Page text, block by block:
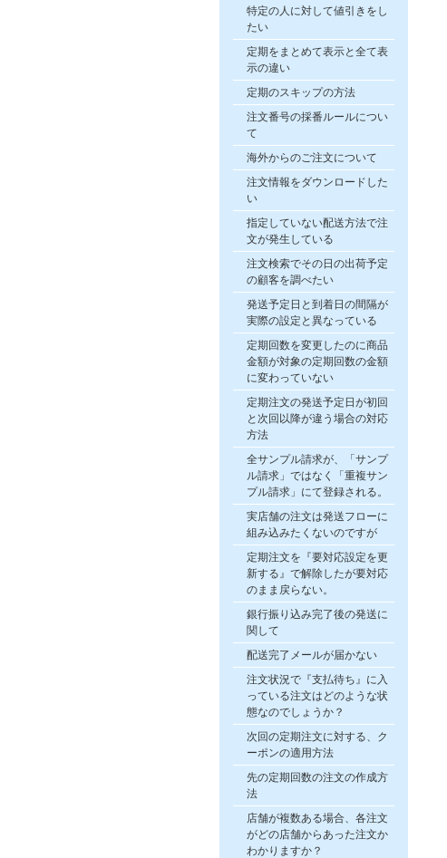
特定の人に対して値引きをし
たい
定期をまとめて表示と全て表
示の違い
定期のスキップの方法
注文番号の採番ルールについ
て
海外からのご注文について
注文情報をダウンロードした
い
指定していない配送方法で注
文が発生している
注文検索でその日の出荷予定
の顧客を調べたい
発送予定日と到着日の間隔が
実際の設定と異なっている
定期回数を変更したのに商品
金額が対象の定期回数の金額
に変わっていない
定期注文の発送予定日が初回
と次回以降が違う場合の対応
方法
全サンプル請求が、「サンプ
ル請求」ではなく「重複サン
プル請求」にて登録される。
実店舗の注文は発送フローに
組み込みたくないのですが
定期注文を『要対応設定を更
新する』で解除したが要対応
のまま戻らない。
銀行振り込み完了後の発送に
関して
配送完了メールが届かない
注文状況で『支払待ち』に入
っている注文はどのような状
態なのでしょうか？
次回の定期注文に対する、ク
ーポンの適用方法
先の定期回数の注文の作成方
法
店舗が複数ある場合、各注文
がどの店舗からあった注文か
わかりますか？